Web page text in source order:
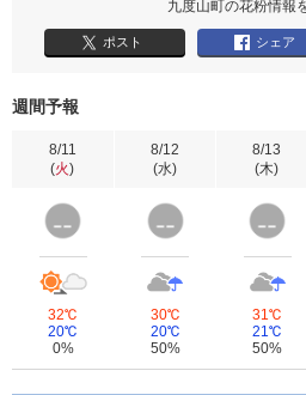
九度山町の花粉情報
ポスト シェア
週間予報
8/11
(火)
32℃
20℃
0%
8/12
(水)
30℃
20℃
50%
8/13
(木)
31℃
21℃
50%